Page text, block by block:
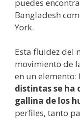
puedes
Bangladesh
York.
Esta fluidez del
movimiento de
en un elemento:
distintas se ha
gallina de los
perfiles, tanto